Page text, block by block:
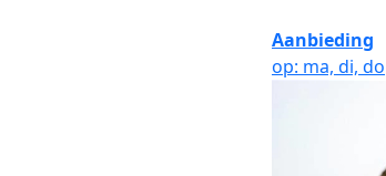
Aanbieding
op: ma, di, do